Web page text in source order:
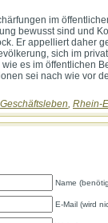
im
bewusst sind und
Er appelliert daher
sich im
es im öffentlichen
sei nach wie vor
Geschäftsleben, Rhein-
Name
E-Mail (wird